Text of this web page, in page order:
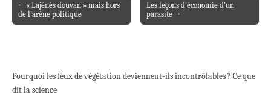
Post navigation
← « Lajénès douvan » mais hors
de l’arène politique
Les leçons d’économie d’un
parasite →
Pourquoi les feux de végétation deviennent-ils incontrôlables ? Ce que
dit la science